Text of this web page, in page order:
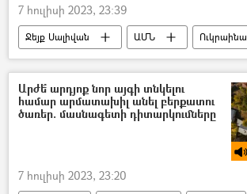
7 հուլիսի 2023, 23:39
Ջեյք Սալիվան ԱՄՆ
Ուկրաինա
Կասետային ռումբ
Արժե՞ արդյոք նոր այգի տնկելու
համար արմատախիլ անել բերքատու
ծառեր. մասնագետի դիտարկումները
7 հուլիսի 2023, 23:20